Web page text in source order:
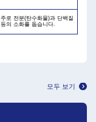
주로 전분(탄수화물)과 단백질
등의 소화를 돕습니다.
모두 보기